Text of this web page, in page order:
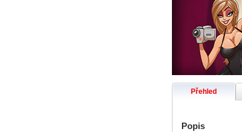
Přehled
Popis